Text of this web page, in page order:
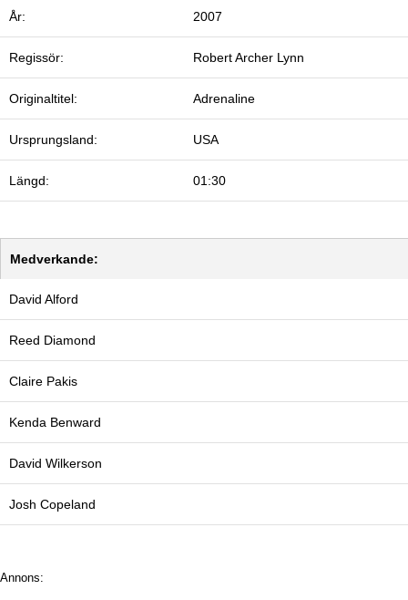
År: 2007
Regissör: Robert Archer Lynn
Originaltitel: Adrenaline
Ursprungsland: USA
Längd: 01:30
Medverkande:
David Alford
Reed Diamond
Claire Pakis
Kenda Benward
David Wilkerson
Josh Copeland
Annons: